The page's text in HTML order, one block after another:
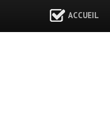
ACCUEIL